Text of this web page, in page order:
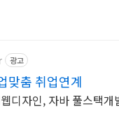
광고
맞춤 취업연계
디자인, 자바 풀스택